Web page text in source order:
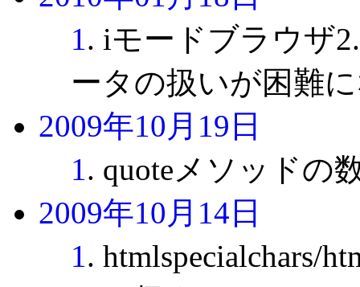
1. iモードブラウザ
ータの扱いが困難
2009年10月19日
1. quoteメソッドの
2009年10月14日
1. htmlspecialchars/